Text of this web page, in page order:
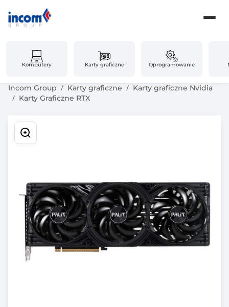
Komputery Karty graficzne Oprogramowanie
Incom Group Karty graficzne
Karty graficzne Nvidia
Karty Graficzne RTX